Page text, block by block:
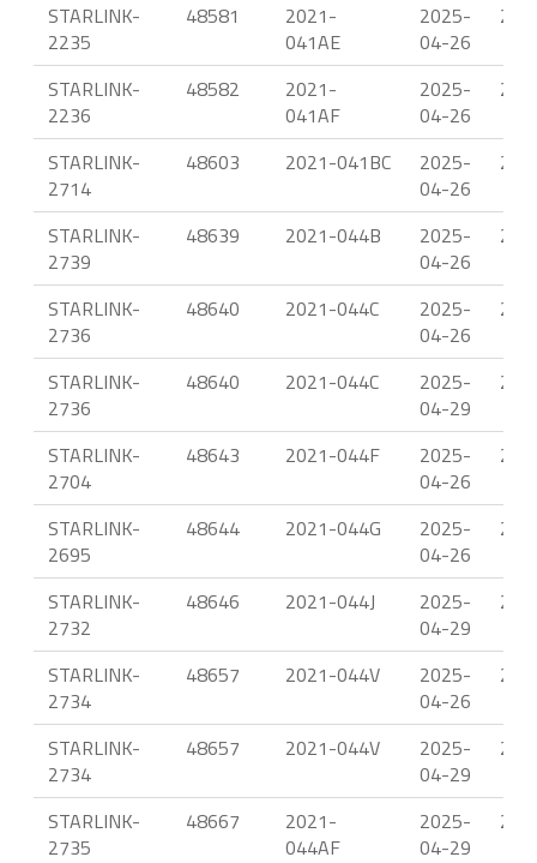
STARLINK-
2235
48581
2021-
041AE
2025-
04-26
STARLINK-
2236
48582
2021-
041AF
2025-
04-26
STARLINK-
2714
48603 2021-041BC
2025-
04-26
STARLINK-
2739
48639 2021-044B
2025-
04-26
STARLINK-
2736
48640 2021-044C
2025-
04-26
STARLINK-
2736
48640 2021-044C
2025-
04-29
STARLINK-
2704
48643 2021-044F
2025-
04-26
STARLINK-
2695
48644 2021-044G
2025-
04-26
STARLINK-
2732
48646 2021-044J
2025-
04-29
STARLINK-
2734
48657 2021-044V
2025-
04-26
STARLINK-
2734
48657 2021-044V
2025-
04-29
STARLINK-
2735
48667
2021-
044AF
2025-
04-29